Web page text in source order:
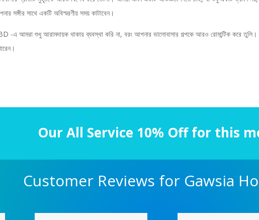
সঙ্গীর সাথে একটি অবিস্মরণীয় সময় কাটাবেন।
-এ আমরা শুধু আরামদায়ক থাকার ব্যবস্থা করি না, বরং আপনার ভালোবাসার গল্পকে আরও রোমান্টিক করে
Our All Service 10% Off for this
Customer Reviews for Gawsia